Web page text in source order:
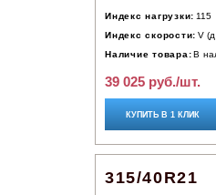
Индекс нагрузки: 115
Индекс скорости: V
Наличие товара: В
39 025 руб./шт.
КУПИТЬ В 1 КЛИК
315/40R21